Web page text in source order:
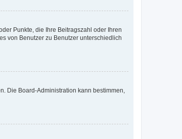
Punkte, die Ihre Beitragszahl oder Ihren
von Benutzer zu Benutzer unterschiedlich
Die Board-Administration kann bestimmen,